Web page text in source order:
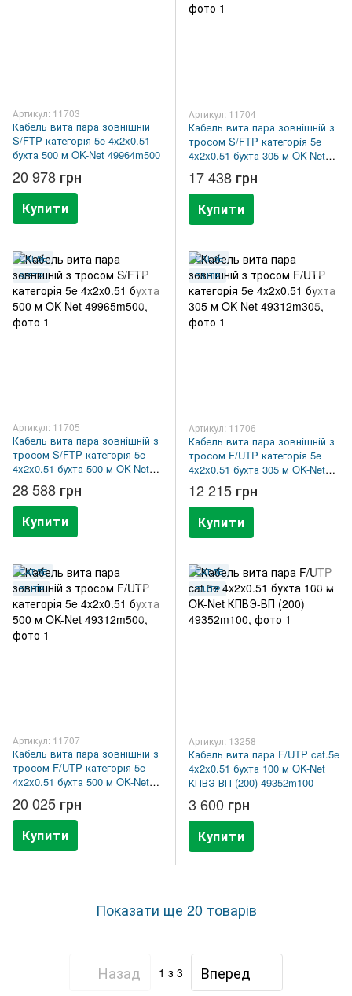
Артикул: 11703
Кабель вита пара зовнішній
S/FTP категорія 5e 4x2x0.51
бухта 500 м OK-Net 49964m500
20 978 грн
Купити
Артикул: 11704
Кабель вита пара зовнішній з
тросом S/FTP категорія 5e
4x2x0.51 бухта 305 м OK-Net
49965m305
17 438 грн
Купити
CAT.5E
S/FTP
Артикул: 11705
Кабель вита пара зовнішній з
тросом S/FTP категорія 5e
4x2x0.51 бухта 500 м OK-Net
49965m500
28 588 грн
Купити
CAT.5E
F/UTP
Артикул: 11706
Кабель вита пара зовнішній з
тросом F/UTP категорія 5e
4x2x0.51 бухта 305 м OK-Net
49312m305
12 215 грн
Купити
CAT.5E
F/UTP
Артикул: 11707
Кабель вита пара зовнішній з
тросом F/UTP категорія 5e
4x2x0.51 бухта 500 м OK-Net
49312m500
20 025 грн
Купити
CAT.5E
F/UTP
Артикул: 13258
Кабель вита пара F/UTP cat.5e
4x2x0.51 бухта 100 м OK-Net
КПВЭ-ВП (200) 49352m100
3 600 грн
Купити
Показати ще 20 товарів
Назад 1 з 3 Вперед